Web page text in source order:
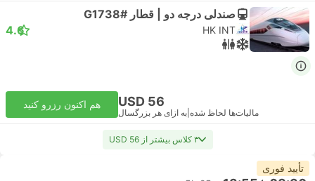
صندلی درجه دو | قطار #G1738
HK INT
4.6
USD 56
مالیات‌ها لحاظ شده به ازای هر بزرگسال
هم اکنون رزرو کنید
۳ کلاس بیشتر از USD 56
تأیید فوری